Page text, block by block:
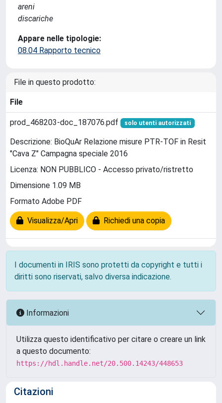
areni
discariche
Appare nelle tipologie:
08.04 Rapporto tecnico
File in questo prodotto:
File
prod_468203-doc_187076.pdf solo utenti autorizzati
Descrizione: BioQuAr Relazione misure PTR-TOF in Resit
"Cava Z" Campagna speciale 2016
Licenza: NON PUBBLICO - Accesso privato/ristretto
Dimensione 1.09 MB
Formato Adobe PDF
Visualizza/Apri Richiedi una copia
I documenti in IRIS sono protetti da copyright e tutti i
diritti sono riservati, salvo diversa indicazione.
Informazioni
Utilizza questo identificativo per citare o creare un link
a questo documento:
https://hdl.handle.net/20.500.14243/448653
Citazioni